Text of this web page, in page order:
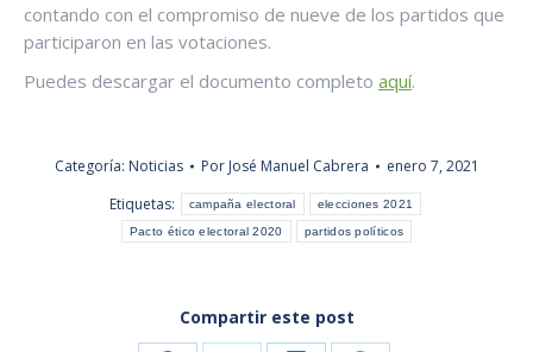
contando con el compromiso de nueve de los partidos que
participaron en las votaciones.
Puedes descargar el documento completo aquí.
Categoría: Noticias Por José Manuel Cabrera
enero 7, 2021
Etiquetas:
campaña electoral elecciones 2021
Pacto ético electoral 2020 partidos políticos
Compartir este post